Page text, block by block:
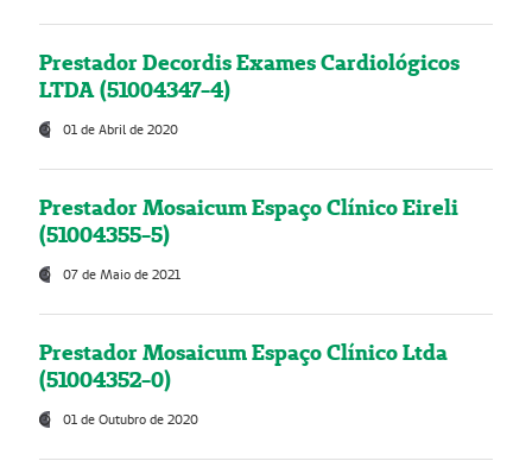
Prestador Decordis Exames Cardiológicos
LTDA (51004347-4)
01 de Abril de 2020
Prestador Mosaicum Espaço Clínico Eireli
(51004355-5)
07 de Maio de 2021
Prestador Mosaicum Espaço Clínico Ltda
(51004352-0)
01 de Outubro de 2020